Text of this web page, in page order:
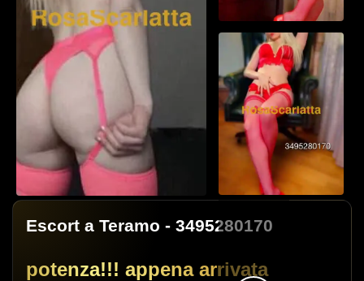
Escort a Teramo - 3495280170
potenza!!! appena arrivata